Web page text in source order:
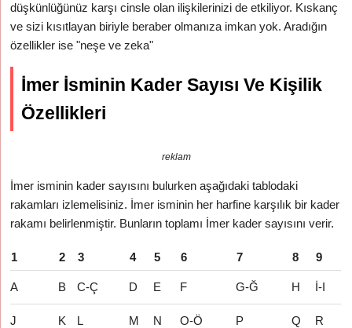
düşkünlüğünüz karşı cinsle olan ilişkilerinizi de etkiliyor. Kıskanç
ve sizi kısıtlayan biriyle beraber olmanıza imkan yok. Aradığın
özellikler ise "neşe ve zeka"
İmer İsminin Kader Sayısı Ve Kişilik
Özellikleri
reklam
İmer isminin kader sayısını bulurken aşağıdaki tablodaki
rakamları izlemelisiniz. İmer isminin her harfine karşılık bir kader
rakamı belirlenmiştir. Bunların toplamı İmer kader sayısını verir.
1 2 3 4 5 6 7 8 9
A B C-Ç D E F G-Ğ H İ-I
J K L M N O-Ö P Q R